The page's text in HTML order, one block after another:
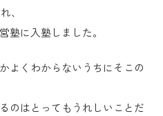
、
塾に入塾しました。
よくわからないうちにそこの
のはとってもうれしいことだ